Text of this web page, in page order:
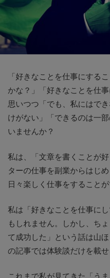
「好きなことを仕事にする
かな？」「好きなことを仕
思いつつ「でも、私にはで
けがない」「できるのは一
いませんか？
私は、「文章を書くことが
ターの仕事を副業からはじ
日々楽しく仕事をすることが
私は「好きなことを仕事に
もしれません。しかし、ち
て成功した」という話は山
の記事では体験談だけを載せ
これまで私が見てきた「う